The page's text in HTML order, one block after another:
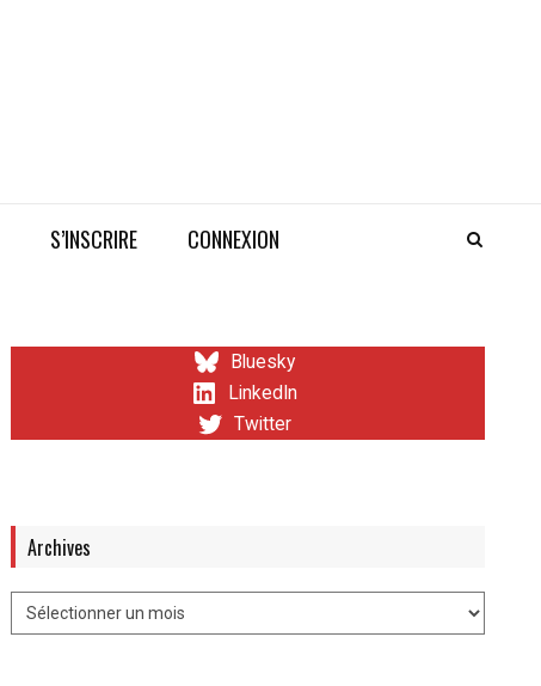
S’INSCRIRE CONNEXION
Bluesky
LinkedIn
Twitter
Archives